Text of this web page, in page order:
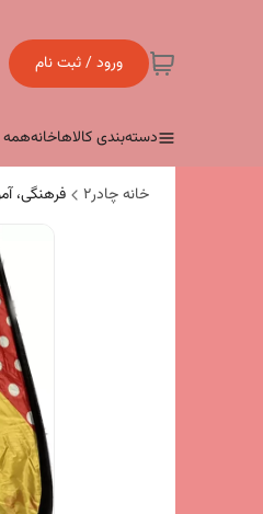
ورود / ثبت نام
دسته‌بندی کالاهاخانه
خانه چادر۲ فرهنگی،